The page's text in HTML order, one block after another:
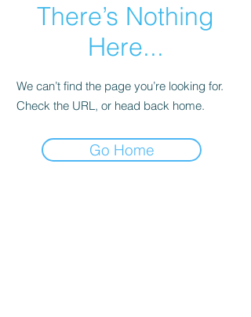
There’s Nothing
Here...
We can’t find the page you’re looking for.
Check the URL, or head back home.
Go Home